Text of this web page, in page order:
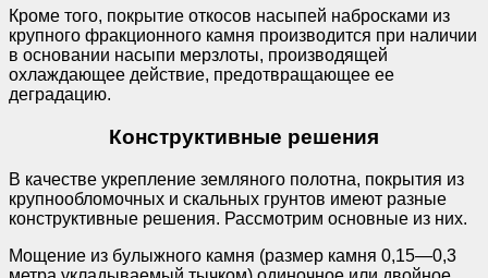
Кроме того, покрытие откосов насыпей набросками из
крупного фракционного камня производится при наличии
в основании насыпи мерзлоты, производящей
охлаждающее действие, предотвращающее ее
деградацию.
Конструктивные решения
В качестве укрепление земляного полотна, покрытия из
крупнообломочных и скальных грунтов имеют разные
конструктивные решения. Рассмотрим основные из них.
Мощение из булыжного камня (размер камня 0,15—0,3